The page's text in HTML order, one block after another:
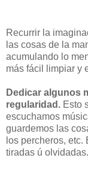
Recurrir la
las cosas de la
acumulando lo
más fácil limpiar y
Dedicar algunos
regularidad. Esto
escuchamos
guardemos las
los percheros,
tiradas ú olvidadas.